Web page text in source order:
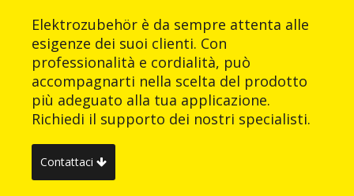
Elektrozubehör è da sempre attenta alle
esigenze dei suoi clienti. Con
professionalità e cordialità, può
accompagnarti nella scelta del prodotto
più adeguato alla tua applicazione.
Richiedi il supporto dei nostri specialisti.
Contattaci